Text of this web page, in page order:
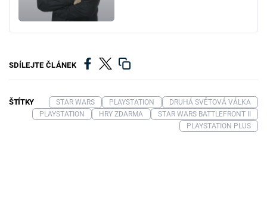
SDÍLEJTE ČLÁNEK
ŠTÍTKY STAR WARS PLAYSTATION
DRUHÁ SVĚTOVÁ VÁLKA
PLAYSTATION
HRY ZDARMA
STAR WARS BATTLEFRONT II
PLAYSTATION PLUS